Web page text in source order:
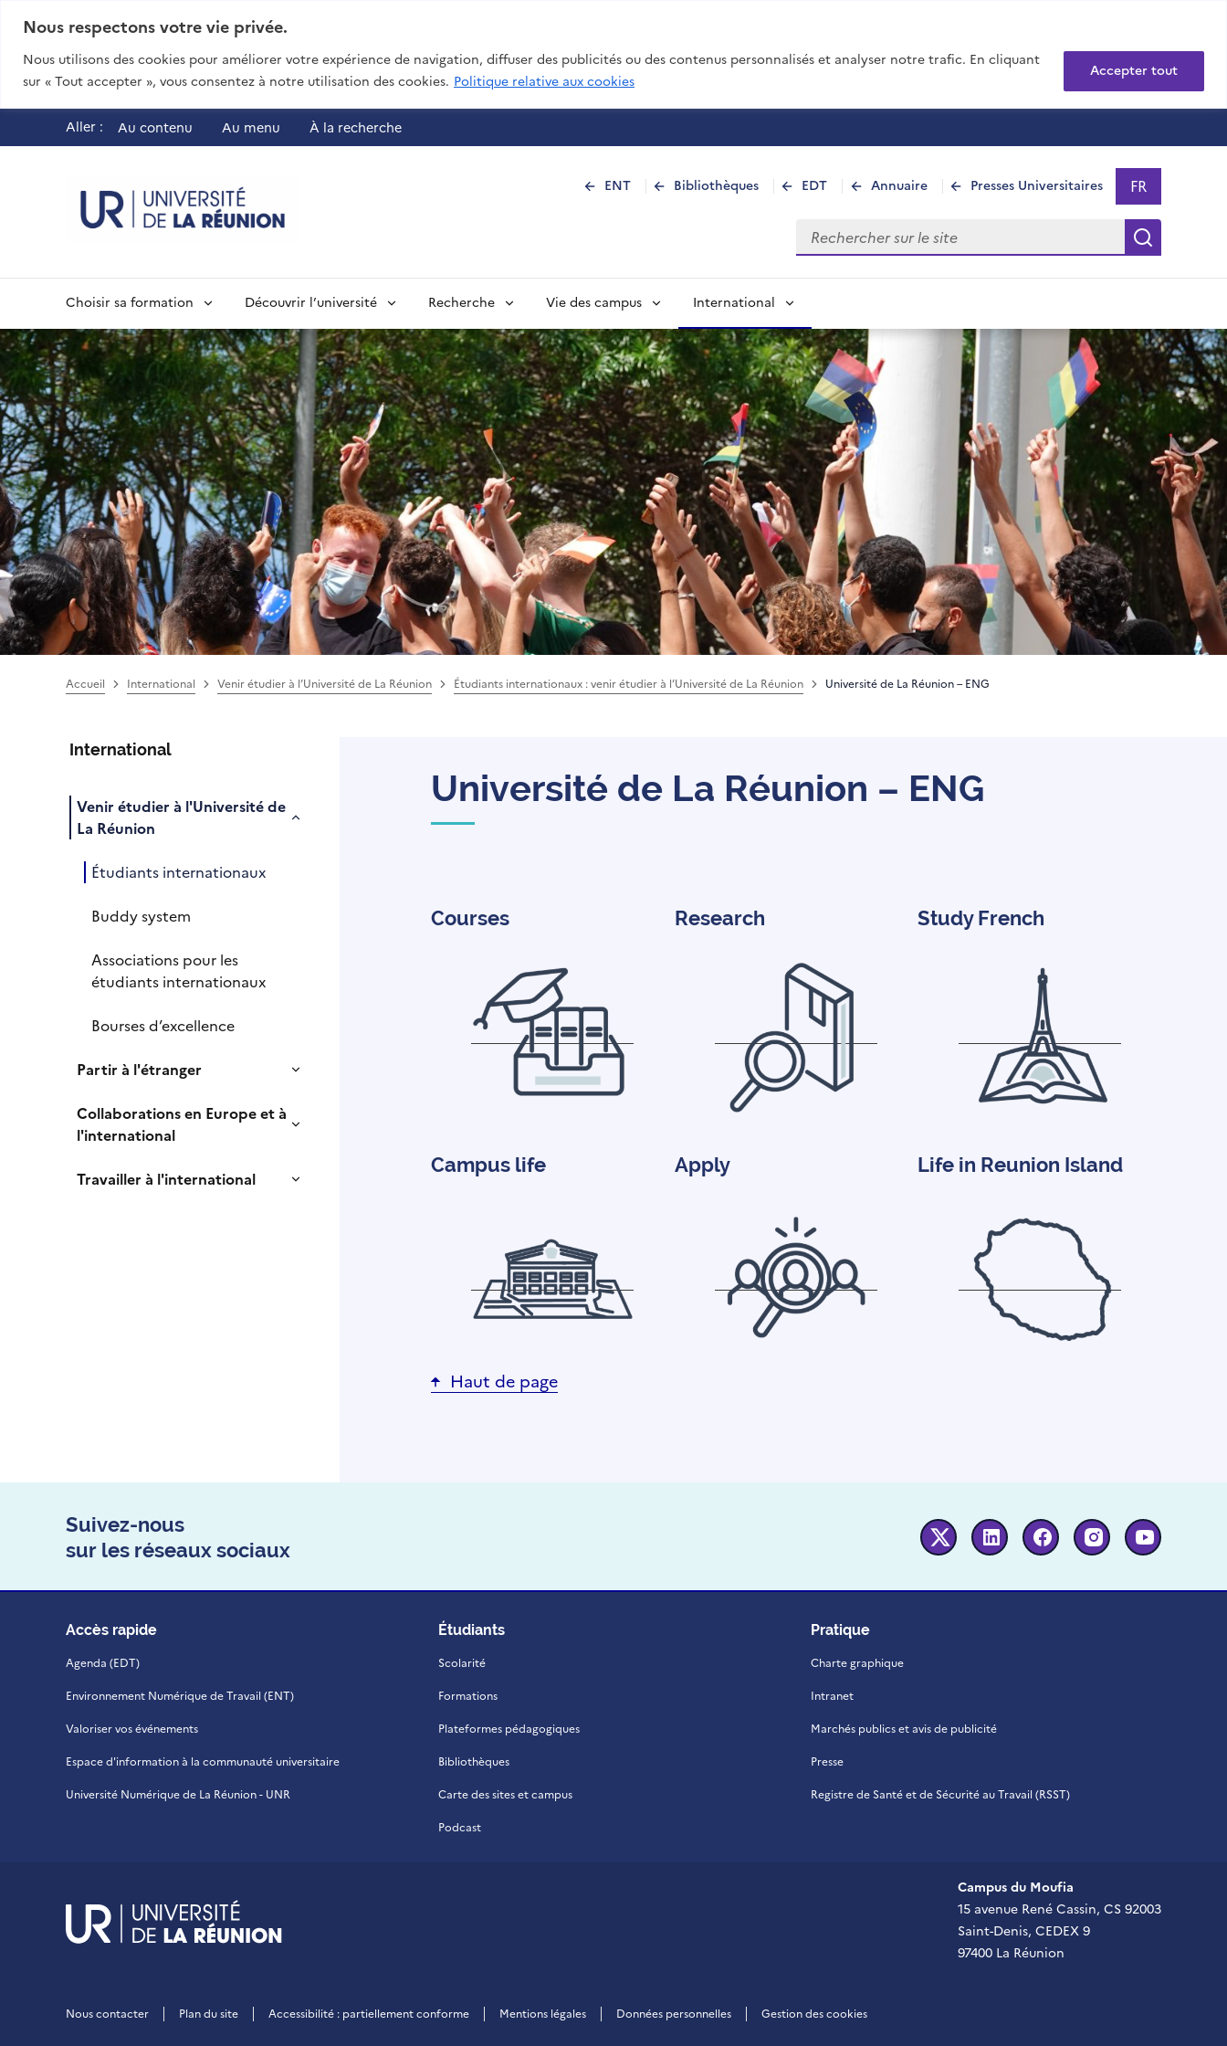
Nous respectons votre vie privée.
Nous utilisons des cookies pour améliorer votre expérience de navigation, diffuser des publicités ou des contenus personnalisés et analyser notre trafic. En cliquant
sur « Tout accepter », vous consentez à notre utilisation des cookies. Politique relative aux cookies
Accepter tout
Aller : Au contenu Au menu À la recherche
ENT Bibliothèques EDT Annuaire Presses Universitaires Sélectionner
FR
- Français
Rechercher sur le site
Choisir sa formation Découvrir l’université Recherche Vie des campus International
Accueil International Venir étudier à l’Université de La Réunion Étudiants internationaux : venir étudier à l’Université de La Réunion Université de La Réunion – ENG
International
Venir étudier à l'Université de
La Réunion
Étudiants internationaux
Buddy system
Associations pour les
étudiants internationaux
Bourses d’excellence
Partir à l'étranger
Collaborations en Europe et à
l'international
Travailler à l'international
Université de La Réunion – ENG
Courses Research Study French
Campus life Apply Life in Reunion Island
Haut de page
Suivez-nous
sur les réseaux sociaux
Twitter Linkedin FacebookInstagram
Accès rapide
Agenda (EDT)
Environnement Numérique de Travail (ENT)
Valoriser vos événements
Espace d'information à la communauté universitaire
Université Numérique de La Réunion - UNR
Étudiants
Scolarité
Formations
Plateformes pédagogiques
Bibliothèques
Carte des sites et campus
Podcast
Pratique
Charte graphique
Intranet
Marchés publics et avis de publicité
Presse
Registre de Santé et de Sécurité au Travail (RSST)
Campus du Moufia
15 avenue René Cassin, CS 92003
Saint-Denis, CEDEX 9
97400 La Réunion
Nous contacter Plan du site Accessibilité : partiellement conforme Mentions légales Données personnelles Gestion des cookies